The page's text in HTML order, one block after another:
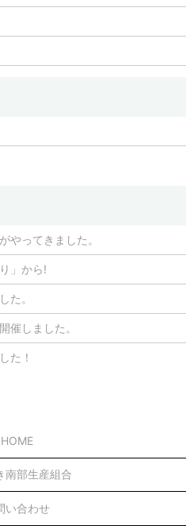
やってきました。
」から!
た。
催しました。
た！
HOME
南部生産組合
い合わせ